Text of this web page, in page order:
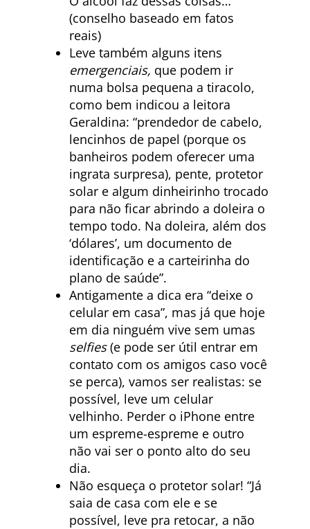
(conselho baseado em fatos
reais)
Leve também alguns itens
emergenciais, que podem ir
numa bolsa pequena a tiracolo,
como bem indicou a leitora
Geraldina: “prendedor de cabelo,
lencinhos de papel (porque os
banheiros podem oferecer uma
ingrata surpresa), pente, protetor
solar e algum dinheirinho trocado
para não ficar abrindo a doleira o
tempo todo. Na doleira, além dos
‘dólares’, um documento de
identificação e a carteirinha do
plano de saúde”.
Antigamente a dica era “deixe o
celular em casa”, mas já que hoje
em dia ninguém vive sem umas
selfies(e pode ser útil entrar em
contato com os amigos caso você
se perca), vamos ser realistas: se
possível, leve um celular
velhinho. Perder o iPhone entre
um espreme-espreme e outro
não vai ser o ponto alto do seu
dia.
Não esqueça o protetor solar! “Já
saia de casa com ele e se
possível, leve pra retocar, a não